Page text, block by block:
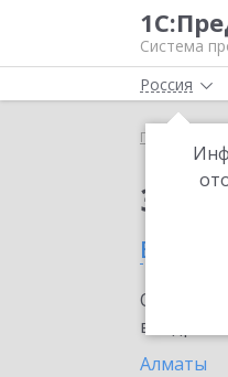
Система
Россия
Главная
в
Алматы